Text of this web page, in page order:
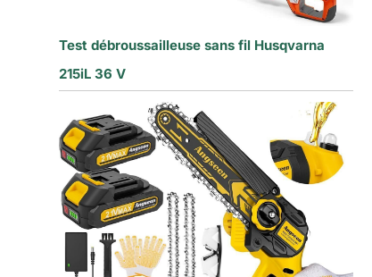
Test débroussailleuse sans fil Husqvarna
215iL 36 V